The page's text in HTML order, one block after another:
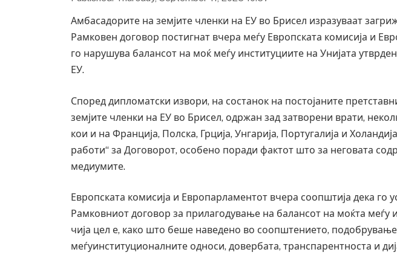
Амбасадорите на земјите членки на ЕУ во Брисел изразуваат
Рамковен договор постигнат вчера меѓу Европската комисија и
го нарушува балансот на моќ меѓу институциите на Унијата
ЕУ.
Според дипломатски извори, на состанок на постојаните
земјите членки на ЕУ во Брисел, одржан зад затворени врати,
кои и на Франција, Полска, Грција, Унгарија, Португалија и
работи“ за Договорот, особено поради фактот што за неговата
медиумите.
Европската комисија и Европарламентот вчера соопштија дека го
Рамковниот договор за прилагодување на балансот на моќта меѓу
чија цел е, како што беше наведено во соопштението,
меѓуинституционалните односи, довербата, транспарентноста и